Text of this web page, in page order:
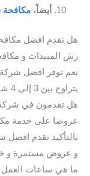
أيضاً، مكافحة
هل تقدم افضل
رش المبيدات و
نعم توفر افضل
يتراوح بين 3 إلى 4 شهور.
هل تقدمون في
عروضا على خدمة
بالتأكيد تقدم
و عروض مستمرة و
ما هي ساعات